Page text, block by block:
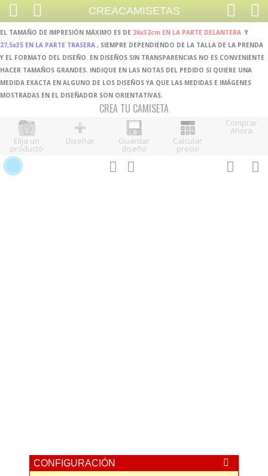
CREACAMISETAS
EL TAMAÑO DE IMPRESIÓN MÁXIMO ES DE 26x32cm EN LA PARTE DELANTERA Y
27,5x35 EN LA PARTE TRASERA , SIEMPRE DEPENDIENDO DE LA TALLA DE LA PRENDA
Y EL FORMATO DEL DISEÑO. EN DISEÑOS SIN TRANSPARENCIAS NO ES CONVENIENTE
HACER TAMAÑOS GRANDES. INDIQUE EN LAS NOTAS DEL PEDIDO SI QUIERE UNA
MEDIDA EXACTA EN ALGUNO DE LOS DISEÑOS YA QUE LAS MEDIDAS E IMÁGENES
MOSTRADAS EN EL DISEÑADOR SON ORIENTATIVAS.
CREA TU CAMISETA
Elija un
producto
Diseñar Guardar
diseño
Calcular
precio
Comprar
Ahora
CONFIGURACIÓN